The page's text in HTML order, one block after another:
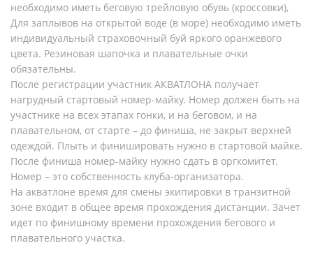
необходимо иметь беговую трейловую обувь (кроссовки),
Для заплывов на открытой воде (в море) необходимо иметь
индивидуальный страховочный буй яркого оранжевого
цвета. Резиновая шапочка и плавательные очки
обязательны.
После регистрации участник АКВАТЛОНА получает
нагрудный стартовый номер-майку. Номер должен быть на
участнике на всех этапах гонки, и на беговом, и на
плавательном, от старте – до финиша, не закрыт верхней
одеждой. Плыть и финишировать нужно в стартовой майке.
После финиша номер-майку нужно сдать в оргкомитет.
Номер – это собственность клуба-организатора.
На акватлоне время для смены экипировки в транзитной
зоне входит в общее время прохождения дистанции. Зачет
идет по финишному времени прохождения бегового и
плавательного участка.